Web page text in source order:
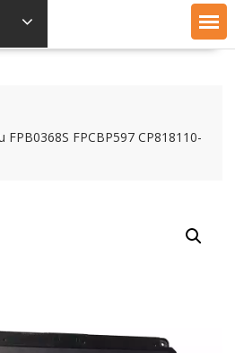
FPB0368S FPCBP597 CP818110-